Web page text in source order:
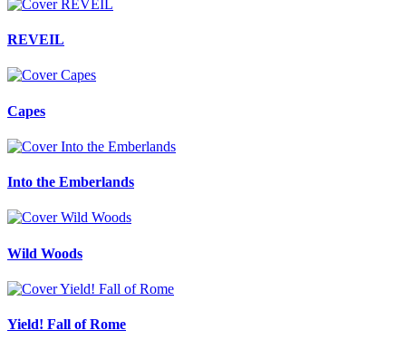
REVEIL
Capes
Into the Emberlands
Wild Woods
Yield! Fall of Rome